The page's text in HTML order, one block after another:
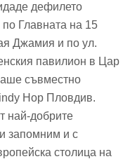
дефилето
Главната на 15
Джамия и по ул.
павилион в Цар
съвместно
Hop Пловдив.
най-добрите
запомним и с
столица на